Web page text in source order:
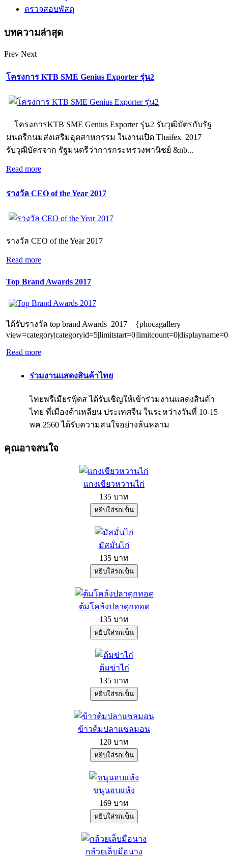
ตรวจสอบพัสดุ
บทความล่าสุด
Prev Next
โครงการ KTB SME Genius Exporter รุ่น2
โครงการKTB SME Genius Exporter รุ่น2 รับวุฒิบัตรกับรัฐ
มนตรีกนมส่งเสริมอุตสาหกรรม ในงานเปิด Thaifex 2017
รับวุฒิบัตรจาก รัฐมนตรีว่าการกระทรวงพานิชย์ &nb...
Read more
รางวัล CEO of the Year 2017
รางวัล CEO of the Year 2017
Read more
Top Brand Awards 2017
ได้รับรางวัล top brand Awards 2017 {phocagallery
Read more
ร่วมงานแสดงสินค้าไทย
ไทยพรีเมียรฟุ้ดส ได้รับเชิญให้เข้าร่วมงานแสดงสินค้า
ไทย ที่เมืองต้าเหลียน ประเทศจีน ในระหว่างวันที่ 10-15
พค 2560 ได้รับความสนใจอย่างล้นหลาม
คุณอาจสนใจ
แกงเขียวหวานไก่
135 บาท
มัสมั่นไก่
135 บาท
ต้มโคล้งปลาดุกทอด
135 บาท
ต้มข่าไก่
135 บาท
ข้าวต้มปลาแซลมอน
120 บาท
ขนุนอบแห้ง
169 บาท
กล้วยเล็บมือนาง